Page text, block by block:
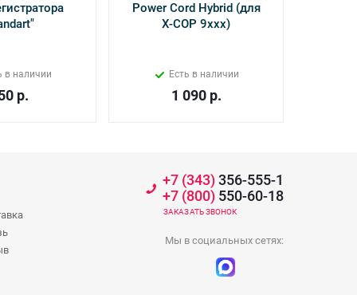
в наличии
р.
Power Cord Hybrid (для
Х-СОР 9ххх)
Есть в наличии
1 090р.
+7 (343)356-555-1
+7 (800) 550-60-18
ЗАКАЗАТЬ ЗВОНОК
Мы в социальных сетях: